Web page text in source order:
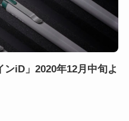
iD」2020年12月中旬よ